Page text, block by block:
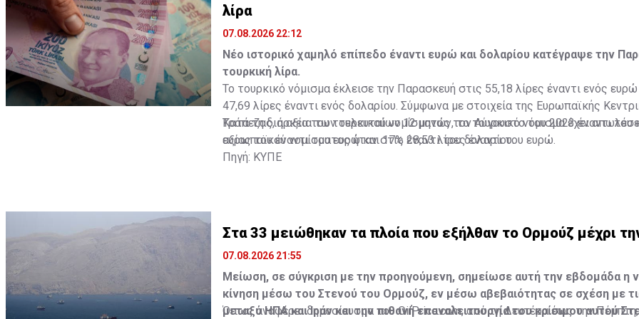
λίρα
07.08.2026 22:12
Νέο ιστορικό χαμηλό επίπεδο έναντι ευρώ και δολαρίου κατέγραψε την
τουρκική λίρα.
Το τουρκικό νόμισμα έκλεισε την Παρασκευή στις 55,18 λίρες έναντι ενός ευρώ
47,69 λίρες έναντι ενός δολαρίου. Σύμφωνα με στοιχεία της Ευρωπαϊκής
Τράπεζας, η αξία του τουρκικού νομίσματος τον Αύγουστο του 2023 έναντι του
ευρωπαϊκού νομίσματος ήταν στις 28,53 λίρες έναντι του ευρώ.
Κατά τη διάρκεια των τελευταίων 12 μηνών, το τουρκικό νόμισμα έχει
αξίας του έναντι του ευρώ και 17% έναντι του δολαρίου.
Πηγή: ΚΥΠΕ
Στα 33 μειώθηκαν τα πλοία που εξήλθαν το Ορμούζ μέχρι
07.08.2026 21:55
Μείωση, σε σύγκριση με την προηγούμενη, σημείωσε αυτή την εβδομάδα η
κίνηση μέσω του Στενού του Ορμούζ, εν μέσω αβεβαιότητας σε σχέση με τις
μεταξύ ΗΠΑ και Ιράν και την πιθανή επαναλειτουργία του κρίσιμου αυτού
Όπως αναφέρει δημοσίευσμα του OilPrice.com, από τη Δευτέρα έως την Πέμπτη,